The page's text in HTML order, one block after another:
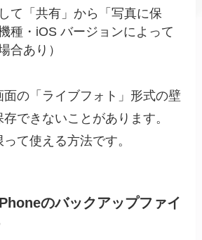
て「共有」から「写真に保
種・iOS バージョンによって
合あり）
面の「ライブフォト」形式の壁
できないことがあります。
て使える方法です。
のバックアップファイ